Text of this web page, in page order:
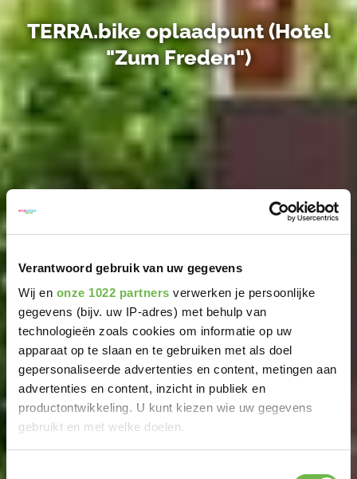
Verantwoord gebruik van uw gegevens
Wij en onze 1022 partners verwerken je persoonlijke
gegevens (bijv. uw IP-adres) met behulp van
technologieën zoals cookies om informatie op uw
apparaat op te slaan en te gebruiken met als doel
gepersonaliseerde advertenties en content, metingen aan
advertenties en content, inzicht in publiek en
productontwikkeling. U kunt kiezen wie uw gegevens
gebruikt en met welke doelen.
TERRA.bike oplaadpunt (Hotel
"Zum Freden")